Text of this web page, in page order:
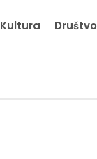
Kultura Društvo